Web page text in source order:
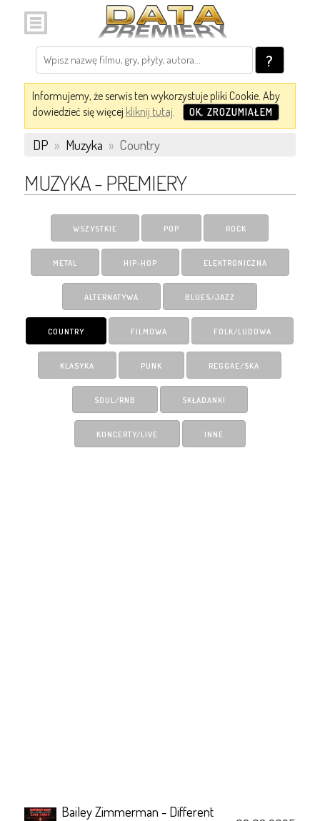
?
Informujemy, że serwis ten wykorzystuje pliki Cookie. Aby
dowiedzieć się więcej kliknij tutaj. OK, ZROZUMIAŁEM
DP » Muzyka » Country
MUZYKA - PREMIERY
WSZYSTKIE POP ROCK
METAL HIP-HOP ELEKTRONICZNA
ALTERNATYWA BLUES/JAZZ
COUNTRY FILMOWA FOLK/LUDOWA
KLASYKA PUNK REGGAE/SKA
SOUL/RNB SKŁADANKI
KONCERTY/LIVE INNE
Bailey Zimmerman - Different